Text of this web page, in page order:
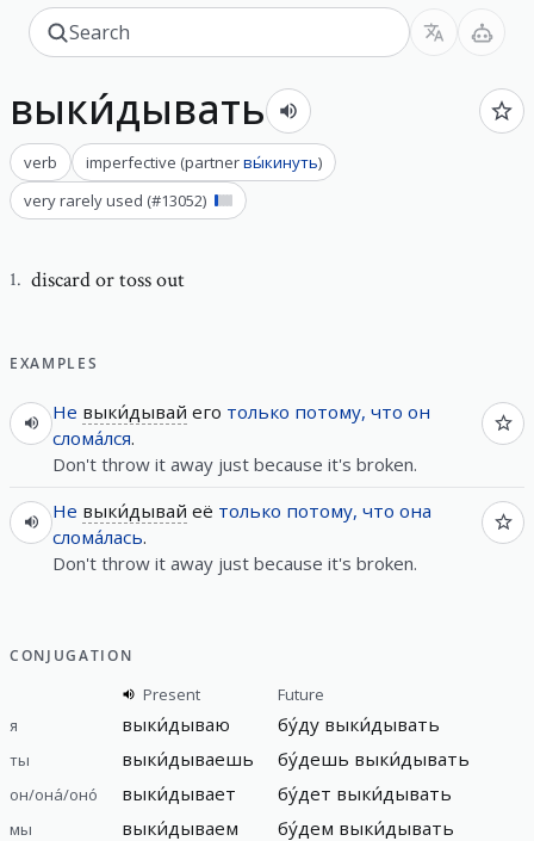
выки́дывать
verb imperfective (partnerвы́кинуть)
very rarely used (#13052)
1. discard or toss out
EXAMPLES
Не выки́дывай его только потому, что он
слома́лся.
Don't throw it away just because it's broken.
Не выки́дывай её только потому, что она
слома́лась.
Don't throw it away just because it's broken.
CONJUGATION
Present
Future
я
выки́дываю бу́ду выки́дывать
ты выки́дываешь бу́дешь выки́дывать
он/она́/оно́ выки́дывает бу́дет выки́дывать
мы выки́дываем бу́дем выки́дывать